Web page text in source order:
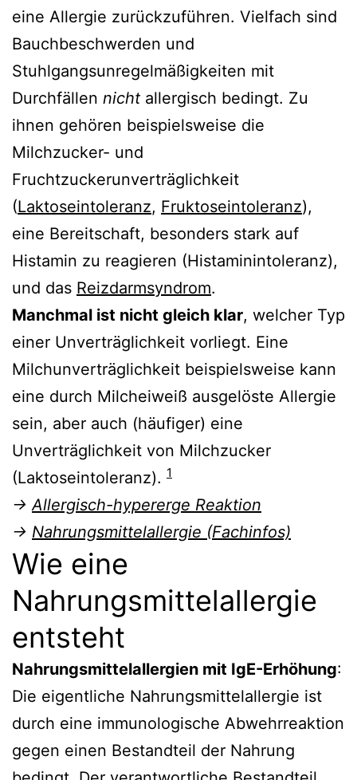
eine Allergie zurückzuführen. Vielfach sind
Bauchbeschwerden und
Stuhlgangsunregelmäßigkeiten mit
Durchfällen nicht allergisch bedingt. Zu
ihnen gehören beispielsweise die
Milchzucker- und
Fruchtzuckerunverträglichkeit
(Laktoseintoleranz, Fruktoseintoleranz),
eine Bereitschaft, besonders stark auf
Histamin zu reagieren (Histaminintoleranz),
und das Reizdarmsyndrom.
Manchmal ist nicht gleich klar, welcher Typ
einer Unverträglichkeit vorliegt. Eine
Milchunverträglichkeit beispielsweise kann
eine durch Milcheiweiß ausgelöste Allergie
sein, aber auch (häufiger) eine
Unverträglichkeit von Milchzucker
(Laktoseintoleranz). 1
→ Allergisch-hypererge Reaktion
→ Nahrungsmittelallergie (Fachinfos)
Wie eine
Nahrungsmittelallergie
entsteht
Nahrungsmittelallergien mit IgE-Erhöhung:
Die eigentliche Nahrungsmittelallergie ist
durch eine immunologische Abwehrreaktion
gegen einen Bestandteil der Nahrung